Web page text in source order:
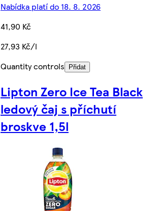
Nabídka platí do 18. 8. 2026
41,90 Kč
27,93 Kč/l
Quantity controls
Přidat
Lipton Zero Ice Tea Black
ledový čaj s příchutí
broskve 1,5l